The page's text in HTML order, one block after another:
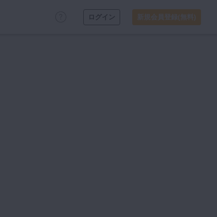
ログイン 新規会員登録(無料)